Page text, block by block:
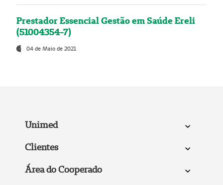
Prestador Essencial Gestão em Saúde Ereli
(51004354-7)
04 de Maio de 2021
Unimed
Clientes
Área do Cooperado